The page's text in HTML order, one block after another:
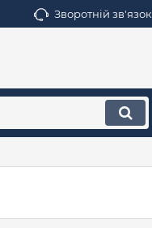
Зворотній зв'язок